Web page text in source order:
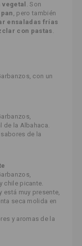
. Son
, pero también
ensaladas frías
con pastas .
con un
de la Albahaca.
de la
chile picante.
está muy presente,
seca molida en
y aromas de la